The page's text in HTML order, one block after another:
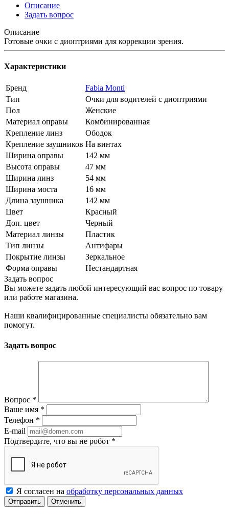
Описание
Задать вопрос
Описание
Готовые очки с диоптриями для коррекции зрения.
Характеристики
Бренд
Fabia Monti
Тип
Очки для водителей с диоптриями
Пол
Женские
Материал оправы
Комбинированная
Крепление линз
Ободок
Крепление заушников На винтах
Ширина оправы
142 мм
Высота оправы
47 мм
Ширина линз
54 мм
Ширина моста
16 мм
Длина заушника
142 мм
Цвет
Красный
Доп. цвет
Черный
Материал линзы
Пластик
Тип линзы
Антифары
Покрытие линзы
Зеркальное
Форма оправы
Нестандартная
Задать вопрос
Вы можете задать любой интересующий вас вопрос по товару
или работе магазина.
Наши квалифицированные специалисты обязательно вам
помогут.
Задать вопрос
Вопрос *
Ваше имя *
Телефон *
E-mail
Подтвердите, что вы не робот *
Я согласен на обработку персональных данных
Отменить